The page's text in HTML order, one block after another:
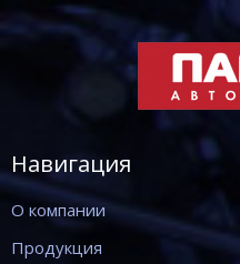
Навигация
О компании
Продукция